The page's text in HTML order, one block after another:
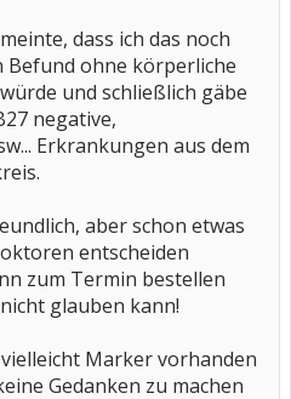
dass ich das noch
Befund ohne körperliche
und schließlich gäbe
negative,
Erkrankungen aus dem
aber schon etwas
entscheiden
zum Termin bestellen
glauben kann!
Marker vorhanden
Gedanken zu machen